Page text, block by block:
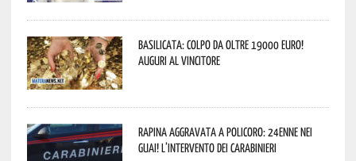
Basilicata: colpo da oltre 19000 Euro!
Auguri al vincitore
Rapina aggravata a Policoro: 24enne nei
guai! L’intervento dei Carabinieri